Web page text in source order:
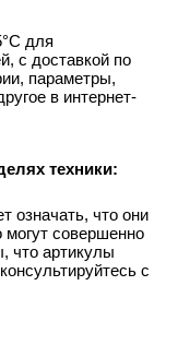
для
с доставкой по
параметры,
в интернет-
техники:
означать, что они
совершенно
что артикулы
с